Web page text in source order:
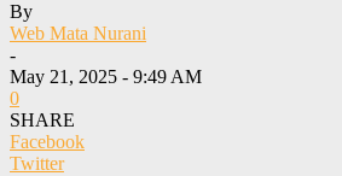
By
Web Mata Nurani
-
May 21, 2025 - 9:49 AM
0
SHARE
Facebook
Twitter